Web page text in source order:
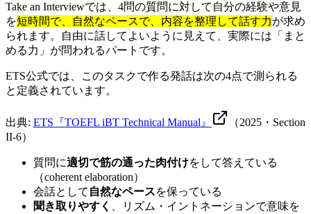
Take an Interviewでは、4問の質問に対して自分の経験や意見
を短時間で、自然なペースで、内容を整理して話す力が求め
られます。自由に話してよいように見えて、実際には「まと
める力」が問われるパートです。
ETS公式では、このタスクで作る発話は次の4点で測られる
と定義されています。
出典: ETS『TOEFL iBT Technical Manual』
（2025・Section
II-6）
質問に適切で筋の通った肉付けをして答えている
（coherent elaboration）
会話として 自然なペースを保っている
聞き取りやすく
、リズム・イントネーションで意味を